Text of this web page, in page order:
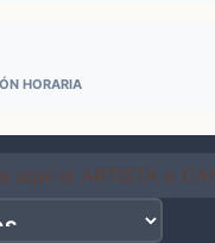
HORARIA